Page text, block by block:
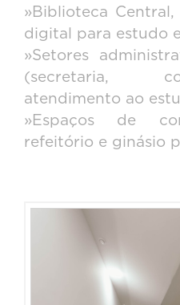
»Biblioteca
digital para estudo
»Setores
(secretaria,
atendimento ao
»Espaços de
refeitório e ginásio